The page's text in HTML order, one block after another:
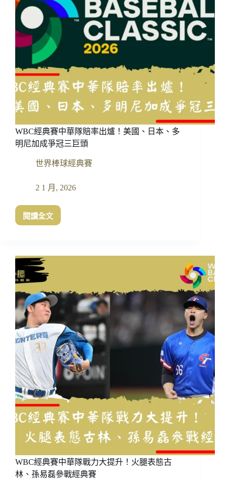
弘
和
下
達
必
勝
令！
點
名
山
本
由
伸、
菅
智
WBC經典賽中華隊賠率出爐！美國、日本、多
明尼加成爭冠三巨頭
世界棒球經典賽
2 1 月, 2026
閱讀全文
WBC
中
華
隊
賠
率
出
爐！
美
國、
本、
多
明
尼
加
成
爭
冠
三
巨
頭
WBC經典賽中華隊戰力大提升！火腿表態古
林、孫易磊參戰經典賽